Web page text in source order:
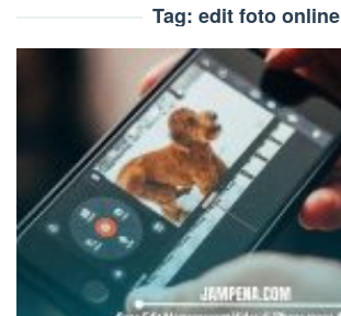
Tag: edit foto online